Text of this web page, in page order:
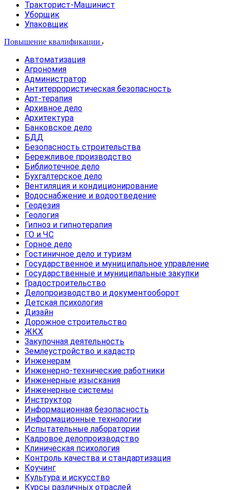
Тракторист-Машинист
Уборщик
Упаковщик
Повышение квалификации
Автоматизация
Агрономия
Администратор
Антитеррористическая безопасность
Арт-терапия
Архивное дело
Архитектура
Банковское дело
БДД
Безопасность строительства
Бережливое производство
Библиотечное дело
Бухгалтерское дело
Вентиляция и кондиционирование
Водоснабжение и водоотведение
Геодезия
Геология
Гипноз и гипнотерапия
ГО и ЧС
Горное дело
Гостиничное дело и туризм
Государственное и муниципальное управление
Государственные и муниципальные закупки
Градостроительство
Делопроизводство и документооборот
Детская психология
Дизайн
Дорожное строительство
ЖКХ
Закупочная деятельность
Землеустройство и кадастр
Инженерам
Инженерно-технические работники
Инженерные изыскания
Инженерные системы
Инструктор
Информационная безопасность
Информационные технологии
Испытательные лаборатории
Кадровое делопроизводство
Клиническая психология
Контроль качества и стандартизация
Коучинг
Культура и искусство
Курсы различных отраслей